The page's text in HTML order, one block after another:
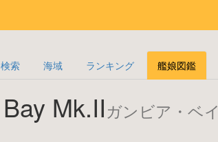
索 海域 ランキング 艦娘図鑑
Mk.IIガンビア・ベイ